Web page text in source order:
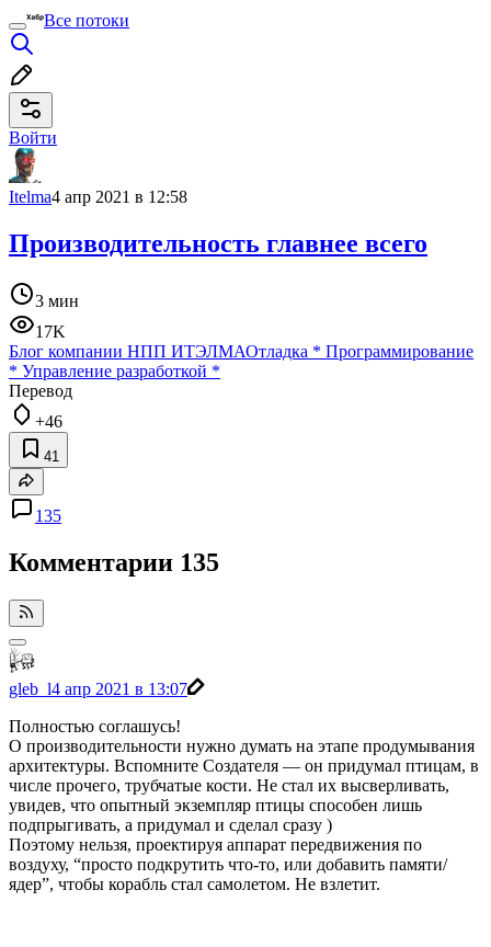
Все потоки
Войти
Itelma4 апр 2021 в 12:58
Производительность главнее всего
3 мин
17K
Блог компании НПП ИТЭЛМАОтладка * Программирование
* Управление разработкой *
Перевод
+46
41
135
Комментарии 135
gleb_l4 апр 2021 в 13:07
Полностью соглашусь!
О производительности нужно думать на этапе продумывания
архитектуры. Вспомните Создателя — он придумал птицам, в
числе прочего, трубчатые кости. Не стал их высверливать,
увидев, что опытный экземпляр птицы способен лишь
подпрыгивать, а придумал и сделал сразу )
Поэтому нельзя, проектируя аппарат передвижения по
воздуху, “просто подкрутить что-то, или добавить памяти/
ядер”, чтобы корабль стал самолетом. Не взлетит.